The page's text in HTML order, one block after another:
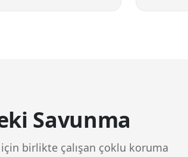
Savunma
birlikte çalışan çoklu koruma